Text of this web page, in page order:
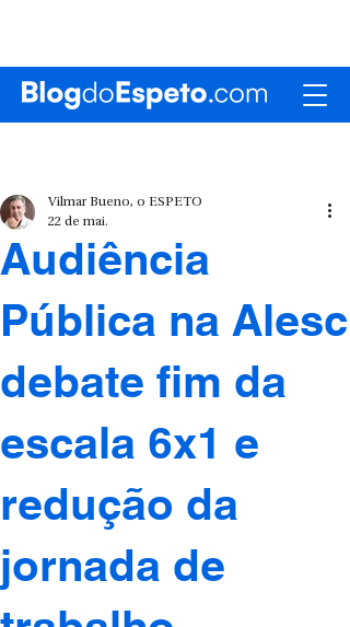
Audiência
Pública na Alesc
debate fim da
escala 6x1 e
redução da
jornada de
Vilmar Bueno, o ESPETO
22 de mai.